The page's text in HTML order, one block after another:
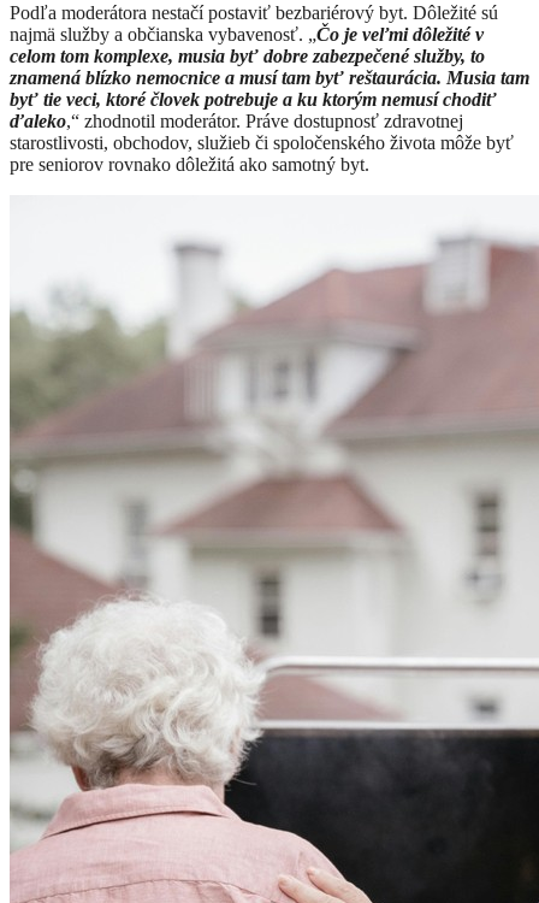
Podľa moderátora nestačí postaviť bezbariérový byt. Dôležité sú
najmä služby a občianska vybavenosť. „Čo je veľmi dôležité v
celom tom komplexe, musia byť dobre zabezpečené služby, to
znamená blízko nemocnice a musí tam byť reštaurácia. Musia tam
byť tie veci, ktoré človek potrebuje a ku ktorým nemusí chodiť
ďaleko,“ zhodnotil moderátor. Práve dostupnosť zdravotnej
starostlivosti, obchodov, služieb či spoločenského života môže byť
pre seniorov rovnako dôležitá ako samotný byt.